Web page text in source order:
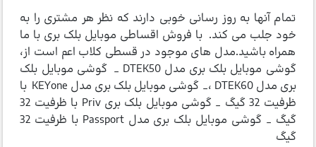
تمام آنها به روز رسانی خوبی دارند که نظر هر مشتری را به
خود جلب می کند. با فروش اقساطی موبایل بلک بری با ما
همراه باشید.مدل های موجود در قسطی کلاب اعم است از،
گوشی موبایل بلک بری مدل DTEK50 _ گوشی موبایل بلک
بری مدل DTEK60 ،_ گوشی موبایل بلک بری مدل KEYone با
ظرفیت 32 گیگ _ گوشی موبایل بلک بری Priv با ظرفیت 32
گیگ _ گوشی موبایل بلک بری مدل Passport با ظرفیت 32
گیگ